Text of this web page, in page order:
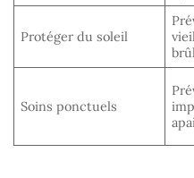
Protéger du soleil
Soins ponctuels